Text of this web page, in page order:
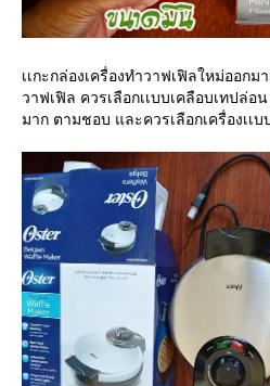
เเกะกล่องเครื่องทำวาฟเฟิลใหม่ออกม
วาฟเฟิล ควรเลือกเเบบเคลือบเทปล่
มาก ตามชอบ และควรเลือกเครื่องเเ